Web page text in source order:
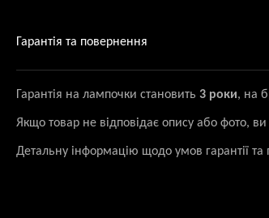
Гарантія та повернення
Гарантія на лампочки становить 3 роки, на
Якщо товар не відповідає опису або фото,
Детальну інформацію щодо умов гарантії